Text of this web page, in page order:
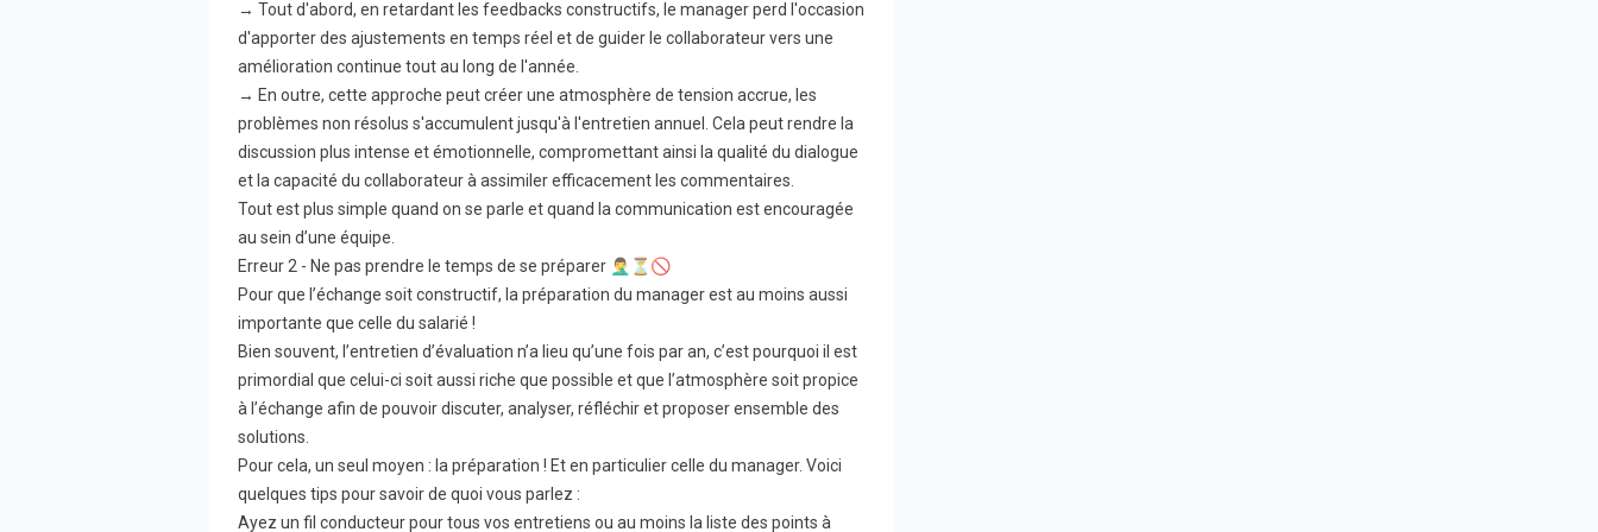
→ Tout d'abord, en retardant les feedbacks constructifs, le manager perd l'occasion
d'apporter des ajustements en temps réel et de guider le collaborateur vers une
amélioration continue tout au long de l'année.
→ En outre, cette approche peut créer une atmosphère de tension accrue, les
problèmes non résolus s'accumulent jusqu'à l'entretien annuel. Cela peut rendre la
discussion plus intense et émotionnelle, compromettant ainsi la qualité du dialogue
et la capacité du collaborateur à assimiler efficacement les commentaires.
Tout est plus simple quand on se parle et quand la communication est encouragée
au sein d’une équipe.
Erreur 2 - Ne pas prendre le temps de se préparer 🤦‍♂️⏳🚫
Pour que l’échange soit constructif, la préparation du manager est au moins aussi
importante que celle du salarié !
Bien souvent, l’entretien d’évaluation n’a lieu qu’une fois par an, c’est pourquoi il est
primordial que celui-ci soit aussi riche que possible et que l’atmosphère soit propice
à l’échange afin de pouvoir discuter, analyser, réfléchir et proposer ensemble des
solutions.
Pour cela, un seul moyen : la préparation ! Et en particulier celle du manager. Voici
quelques tips pour savoir de quoi vous parlez :
Ayez un fil conducteur pour tous vos entretiens ou au moins la liste des points à